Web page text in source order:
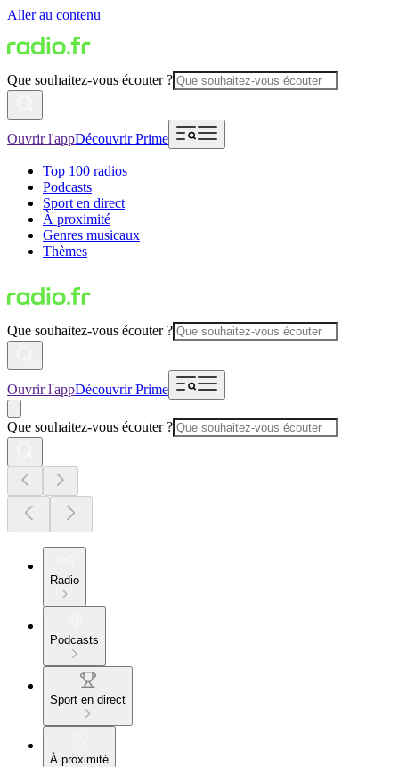
Aller au contenu
Que souhaitez-vous écouter ?
Ouvrir l'appDécouvrir Prime
Top 100 radios
Podcasts
Sport en direct
À proximité
Genres musicaux
Thèmes
Que souhaitez-vous écouter ?
Ouvrir l'appDécouvrir Prime
Que souhaitez-vous écouter ?
Radio
Podcasts
Sport en direct
À proximité